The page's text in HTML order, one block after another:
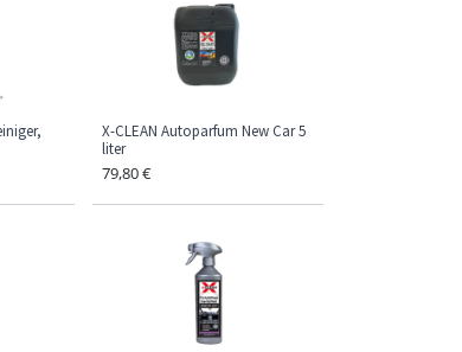
X-CLEAN Autoparfum New Car 5
liter
79,80€